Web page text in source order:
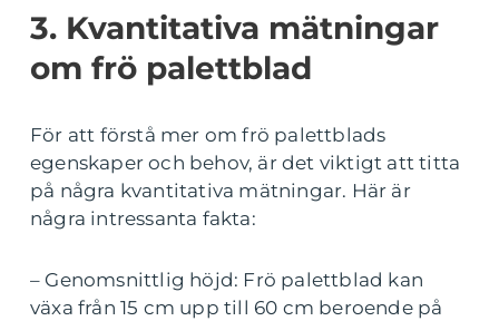
3. Kvantitativa mätningar
om frö palettblad
För att förstå mer om frö palettblads
egenskaper och behov, är det viktigt att titta
på några kvantitativa mätningar. Här är
några intressanta fakta:
– Genomsnittlig höjd: Frö palettblad kan
växa från 15 cm upp till 60 cm beroende på